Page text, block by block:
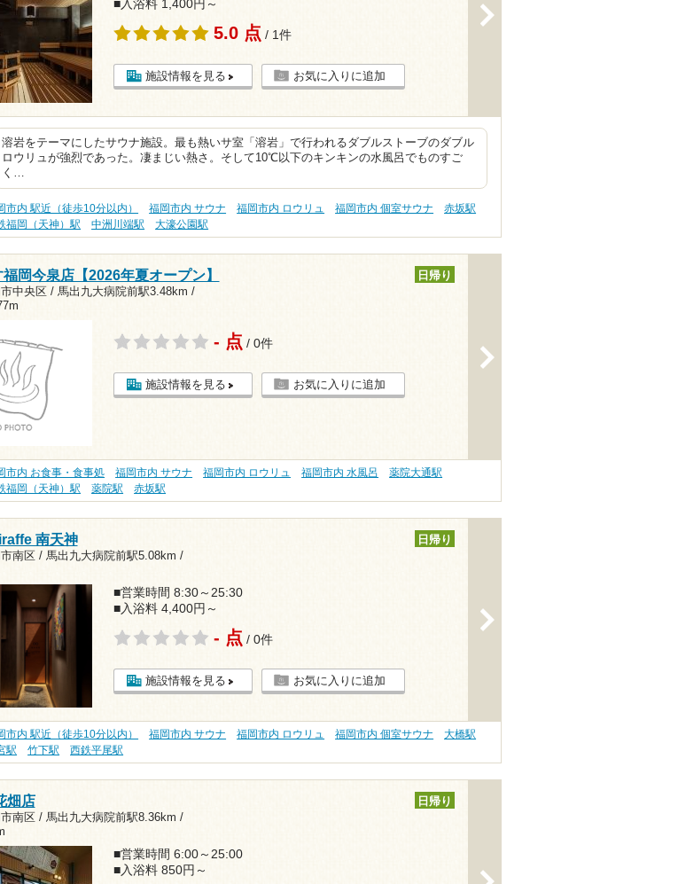
■入浴料 1,400円～
5.0 点 / 1件
施設情報を見る お気に入りに追加
溶岩をテーマにしたサウナ施設。最も熱いサ室「溶岩」で行われるダブルストーブのダブル
ロウリュが強烈であった。凄まじい熱さ。そして10℃以下のキンキンの水風呂でものすご
く…
市内 駅近（徒歩10分以内） 福岡市内 サウナ 福岡市内 ロウリュ 福岡市内 個室サウナ
赤坂駅
福岡（天神）駅
中洲川端駅 大濠公園駅
岡今泉店【2026年夏オープン】
中央区 / 馬出九大病院前駅3.48km /
日帰り
- 点 / 0件
施設情報を見る お気に入りに追加
市内 お食事・食事処 福岡市内 サウナ 福岡市内 ロウリュ 福岡市内 水風呂
薬院大通駅
福岡（天神）駅
薬院駅 赤坂駅
南天神
南区 / 馬出九大病院前駅5.08km /
日帰り
■営業時間 8:30～25:30
■入浴料 4,400円～
- 点 / 0件
施設情報を見る お気に入りに追加
市内 駅近（徒歩10分以内） 福岡市内 サウナ 福岡市内 ロウリュ 福岡市内 個室サウナ
大橋駅
駅
竹下駅 西鉄平尾駅
畑店
南区 / 馬出九大病院前駅8.36km /
日帰り
■営業時間 6:00～25:00
■入浴料 850円～